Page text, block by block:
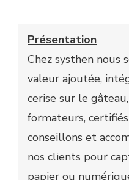
Présentation
Chez systhen nous
valeur ajoutée,
cerise sur le
formateurs,
conseillons et
nos clients pour
papier ou